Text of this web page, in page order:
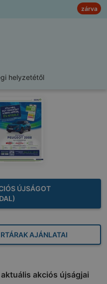
zárva
helyzetétől
ÚJSÁGOT
AJÁNLATAI
akciós újságjai